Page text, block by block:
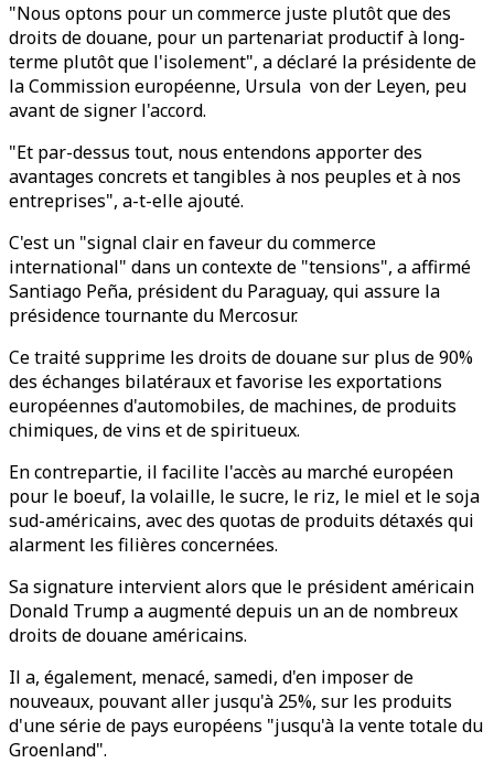
"Nous optons pour un commerce juste plutôt que des
droits de douane, pour un partenariat productif à long-
terme plutôt que l'isolement", a déclaré la présidente de
la Commission européenne, Ursula von der Leyen, peu
avant de signer l'accord.
"Et par-dessus tout, nous entendons apporter des
avantages concrets et tangibles à nos peuples et à nos
entreprises", a-t-elle ajouté.
C'est un "signal clair en faveur du commerce
international" dans un contexte de "tensions", a affirmé
Santiago Peña, président du Paraguay, qui assure la
présidence tournante du Mercosur.
Ce traité supprime les droits de douane sur plus de 90%
des échanges bilatéraux et favorise les exportations
européennes d'automobiles, de machines, de produits
chimiques, de vins et de spiritueux.
En contrepartie, il facilite l'accès au marché européen
pour le boeuf, la volaille, le sucre, le riz, le miel et le soja
sud-américains, avec des quotas de produits détaxés qui
alarment les filières concernées.
Sa signature intervient alors que le président américain
Donald Trump a augmenté depuis un an de nombreux
droits de douane américains.
Il a, également, menacé, samedi, d'en imposer de
nouveaux, pouvant aller jusqu'à 25%, sur les produits
d'une série de pays européens "jusqu'à la vente totale du
Groenland".